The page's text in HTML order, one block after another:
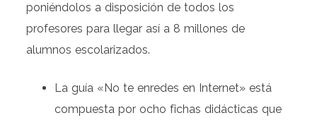
poniéndolos a disposición de todos los
profesores para llegar así a 8 millones de
alumnos escolarizados.
La guía «No te enredes en Internet» está
compuesta por ocho fichas didácticas que